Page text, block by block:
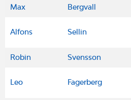
Max Bergvall
Alfons Sellin
Robin Svensson
Leo Fagerberg